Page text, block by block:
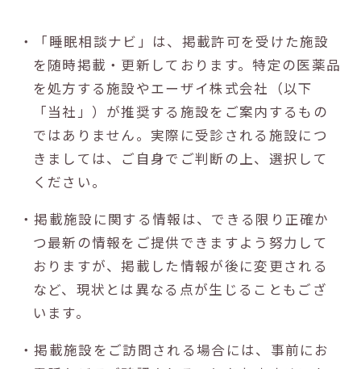
・「睡眠相談ナビ」は、掲載許可を受けた施設
を随時掲載・更新しております。特定の医薬品
を処方する施設やエーザイ株式会社（以下
「当社」）が推奨する施設をご案内するもの
ではありません。実際に受診される施設につ
きましては、ご自身でご判断の上、選択して
ください。
・掲載施設に関する情報は、できる限り正確か
つ最新の情報をご提供できますよう努力して
おりますが、掲載した情報が後に変更される
など、現状とは異なる点が生じることもござ
います。
・掲載施設をご訪問される場合には、事前にお